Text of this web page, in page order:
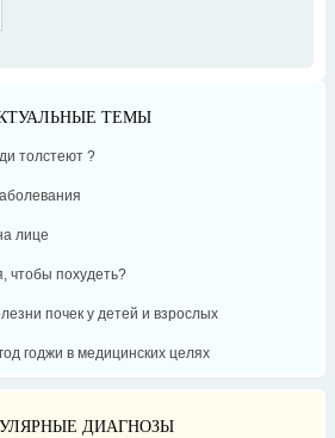
ТЕМЫ
толстеют ?
лице
чтобы похудеть?
почек у детей и взрослых
годжи в медицинских целях
ДИАГНОЗЫ